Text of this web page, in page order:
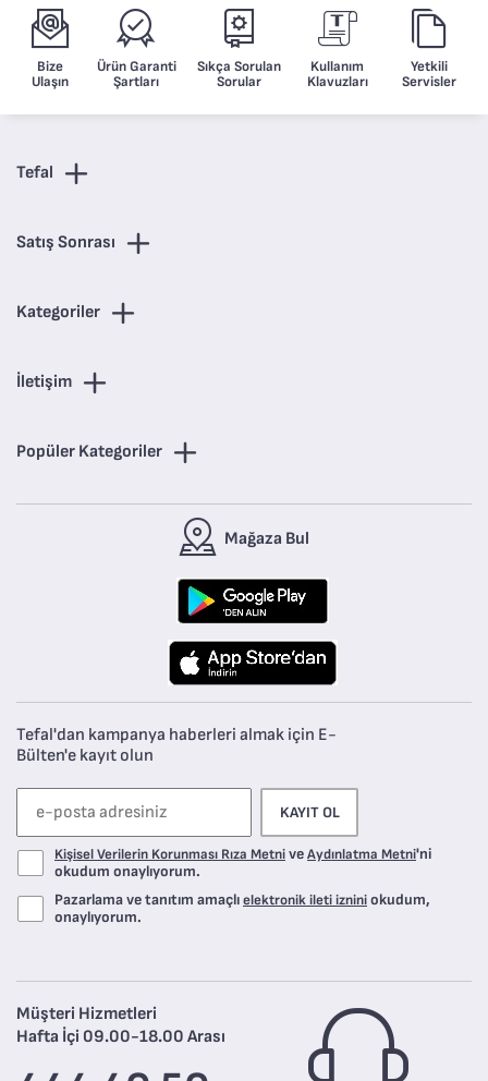
Bize
Ulaşın
Ürün Garanti
Şartları
Sıkça Sorulan
Sorular
Kullanım
Klavuzları
Yetkili
Servisler
Tefal
Satış Sonrası
Kategoriler
İletişim
Popüler Kategoriler
Mağaza Bul
Tefal'dan kampanya haberleri almak için E-
Bülten'e kayıt olun
KAYIT OL
Kişisel Verilerin Korunması Rıza MetniveAydınlatma Metni'ni
okudum onaylıyorum.
Pazarlama ve tanıtım amaçlıelektronik ileti izniniokudum,
onaylıyorum.
Müşteri Hizmetleri
Hafta İçi 09.00-18.00 Arası